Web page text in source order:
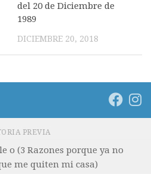
del 20 de Diciembre de
1989
DICIEMBRE 20, 2018
PREVIA
o (3 Razones porque ya no
me quiten mi casa)